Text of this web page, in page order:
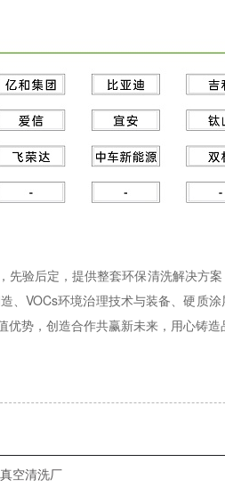
先验后定，提供整套环保清洗解决方
、VOCs环境治理技术与装备、硬质
势，创造合作共赢新未来，用心铸造
空清洗厂